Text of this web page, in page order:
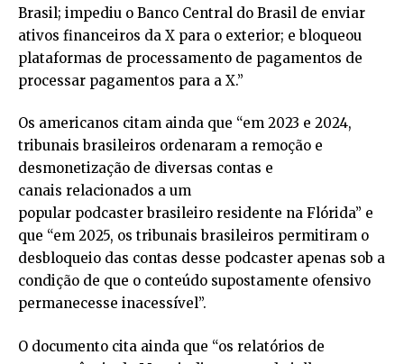
Brasil; impediu o Banco Central do Brasil de enviar
ativos financeiros da X para o exterior; e bloqueou
plataformas de processamento de pagamentos de
processar pagamentos para a X.”
Os americanos citam ainda que “em 2023 e 2024,
tribunais brasileiros ordenaram a remoção e
desmonetização de diversas contas e
canais relacionados a um
popular podcaster brasileiro residente na Flórida” e
que “em 2025, os tribunais brasileiros permitiram o
desbloqueio das contas desse podcaster apenas sob a
condição de que o conteúdo supostamente ofensivo
permanecesse inacessível”.
O documento cita ainda que “os relatórios de